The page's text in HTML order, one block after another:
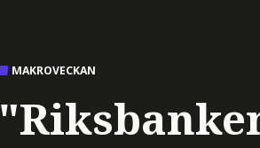
MAKROVECKAN